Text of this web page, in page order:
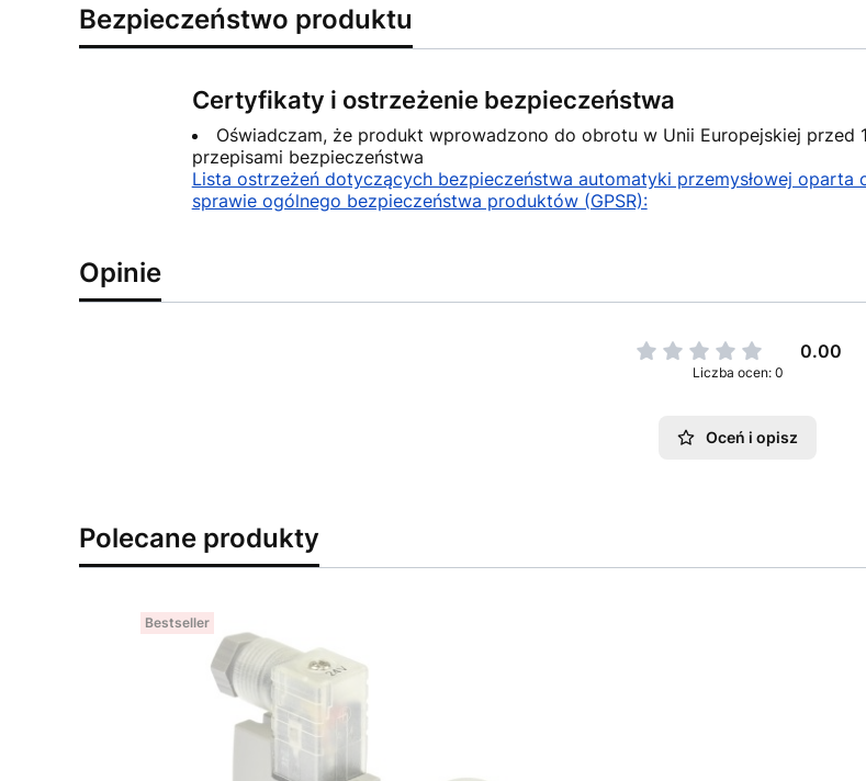
Bezpieczeństwo produktu
Certyfikaty i ostrzeżenie bezpieczeństwa
Oświadczam, że produkt wprowadzono do obrotu w Unii Europejskiej
przepisami bezpieczeństwa
Lista ostrzeżeń dotyczących bezpieczeństwa automatyki przemysłowej
sprawie ogólnego bezpieczeństwa produktów (GPSR):
Opinie
0.00
Liczba ocen: 0
Oceń i opisz
Polecane produkty
Bestseller